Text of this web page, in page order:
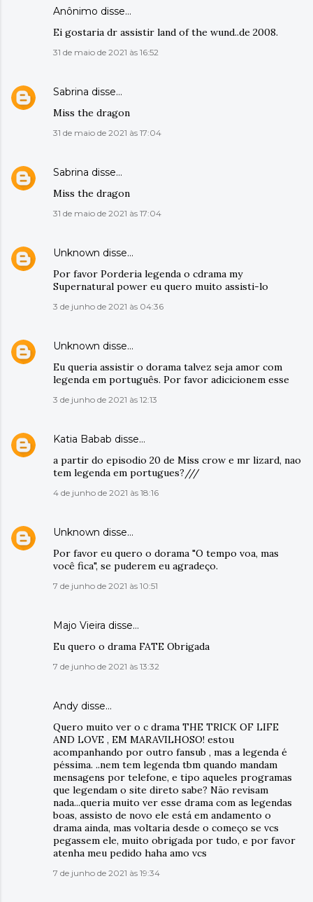
Anônimo disse…
Ei gostaria dr assistir land of the wund..de 2008.
31 de maio de 2021 às 16:52
Sabrina disse…
Miss the dragon
31 de maio de 2021 às 17:04
Sabrina disse…
Miss the dragon
31 de maio de 2021 às 17:04
Unknown disse…
Por favor Porderia legenda o cdrama my
Supernatural power eu quero muito assisti-lo
3 de junho de 2021 às 04:36
Unknown disse…
Eu queria assistir o dorama talvez seja amor com
legenda em português. Por favor adicicionem esse
3 de junho de 2021 às 12:13
Katia Babab disse…
a partir do episodio 20 de Miss crow e mr lizard, nao
tem legenda em portugues?///
4 de junho de 2021 às 18:16
Unknown disse…
Por favor eu quero o dorama "O tempo voa, mas
você fica", se puderem eu agradeço.
7 de junho de 2021 às 10:51
Majo Vieira disse…
Eu quero o drama FATE Obrigada
7 de junho de 2021 às 13:32
Andy disse…
Quero muito ver o c drama THE TRICK OF LIFE
AND LOVE , EM MARAVILHOSO! estou
acompanhando por outro fansub , mas a legenda é
péssima. ..nem tem legenda tbm quando mandam
mensagens por telefone, e tipo aqueles programas
que legendam o site direto sabe? Não revisam
nada...queria muito ver esse drama com as legendas
boas, assisto de novo ele está em andamento o
drama ainda, mas voltaria desde o começo se vcs
pegassem ele, muito obrigada por tudo, e por favor
atenha meu pedido haha amo vcs
7 de junho de 2021 às 19:34